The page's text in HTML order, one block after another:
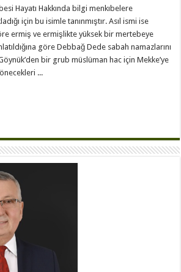
Hayatı Hakkında bilgi menkıbelere
için bu isimle tanınmıştır. Asıl ismi ise
ermiş ve ermişlikte yüksek bir mertebeye
göre Debbağ Dede sabah namazlarını
bir grub müslüman hac için Mekke’ye
...